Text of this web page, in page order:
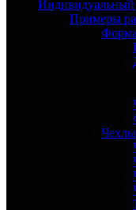
Индивидуальный
Примеры
Форма
Чехлы